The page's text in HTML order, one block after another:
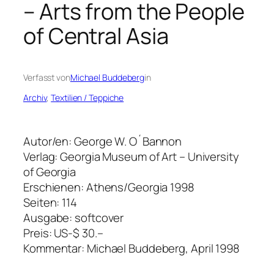
– Arts from the People
of Central Asia
Verfasst vonMichael Buddebergin
Archiv, Textilien / Teppiche
Autor/en: George W. O´Bannon
Verlag: Georgia Museum of Art – University
of Georgia
Erschienen: Athens/Georgia 1998
Seiten: 114
Ausgabe: softcover
Preis: US-$ 30.–
Kommentar: Michael Buddeberg, April 1998